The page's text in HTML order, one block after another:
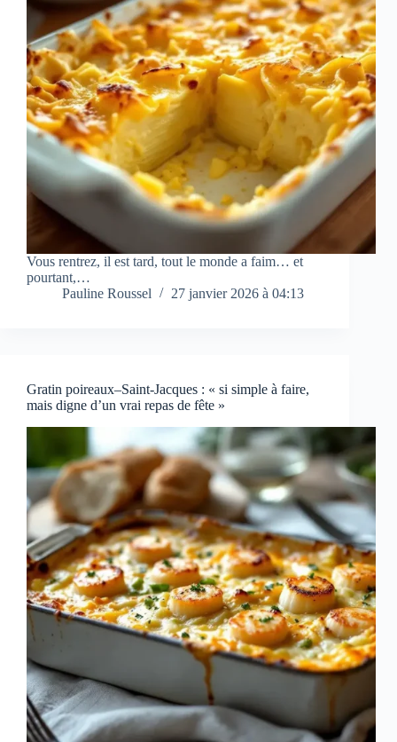
Vous rentrez, il est tard, tout le monde a faim… et
pourtant,…
Pauline Roussel
27 janvier 2026 à 04:13
Gratin poireaux–Saint-Jacques : « si simple à faire,
mais digne d’un vrai repas de fête »